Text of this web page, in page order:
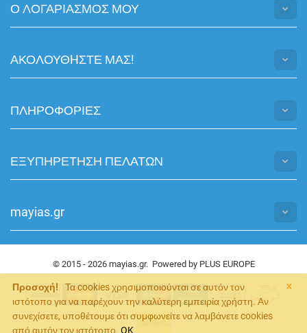
×
Προσοχή!
Τα cookies χρησιμοποιούνται σε αυτόν τον
ιστότοπο για να παρέχουν την καλύτερη εμπειρία χρήστη. Αν
συνεχίσετε, υποθέτουμε ότι συμφωνείτε να λαμβάνετε cookies
από αυτόν τον ιστότοπο. OK
Ο ΛΟΓΑΡΙΑΣΜΟΣ ΜΟΥ
ΑΚΟΛΟΥΘHΣΤΕ ΜΑΣ!
ΠΛΗΡΟΦΟΡΙΕΣ
ΕΞΥΠΗΡΕΤΗΣΗ ΠΕΛΑΤΩΝ
mayias.gr
© 2015 - 2026 mayias.gr. Powered by PLUS EUROPE